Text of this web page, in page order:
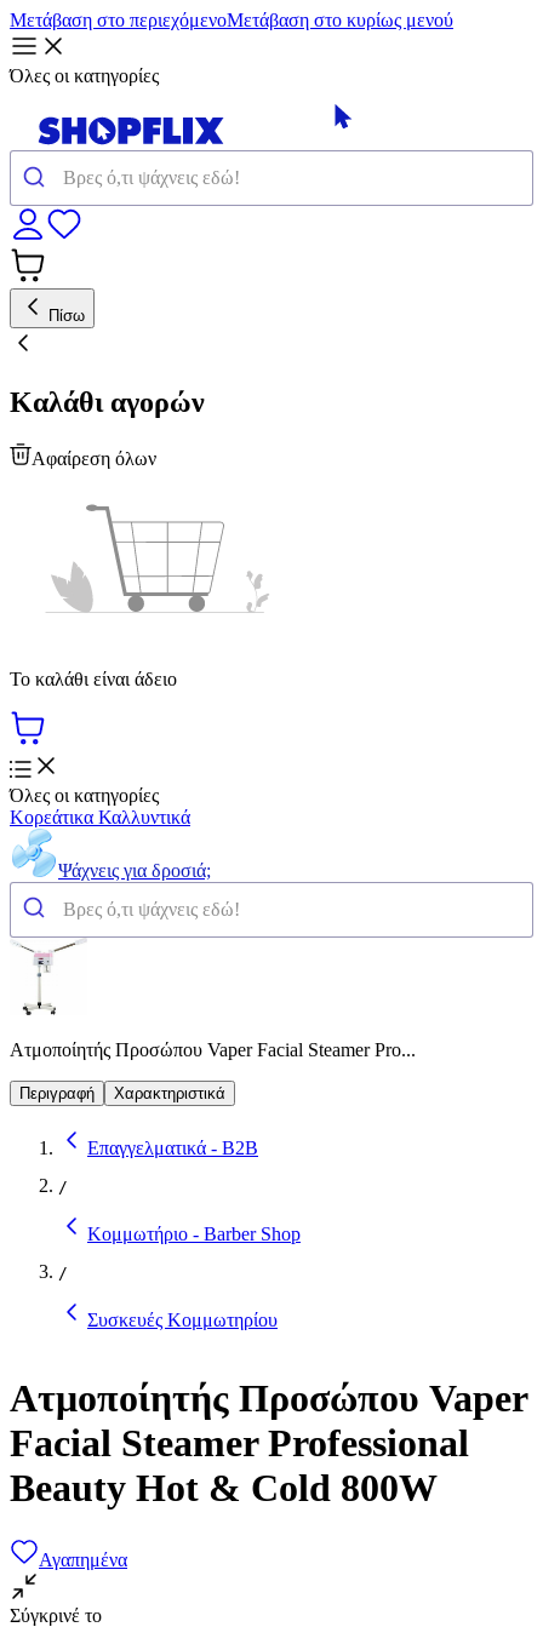
Μετάβαση στο περιεχόμενοΜετάβαση στο κυρίως μενού
Όλες οι κατηγορίες
Πίσω
Καλάθι αγορών
Αφαίρεση όλων
Το καλάθι είναι άδειο
Όλες οι κατηγορίες
Κορεάτικα Καλλυντικά
Ψάχνεις για δροσιά;
Ατμοποίητής Προσώπου Vaper Facial Steamer Pro...
Περιγραφή Χαρακτηριστικά
Επαγγελματικά - B2B
/
Κομμωτήριο - Barber Shop
/
Συσκευές Κομμωτηρίου
Ατμοποίητής Προσώπου Vaper
Facial Steamer Professional
Beauty Hot & Cold 800W
Αγαπημένα
Σύγκρινέ το